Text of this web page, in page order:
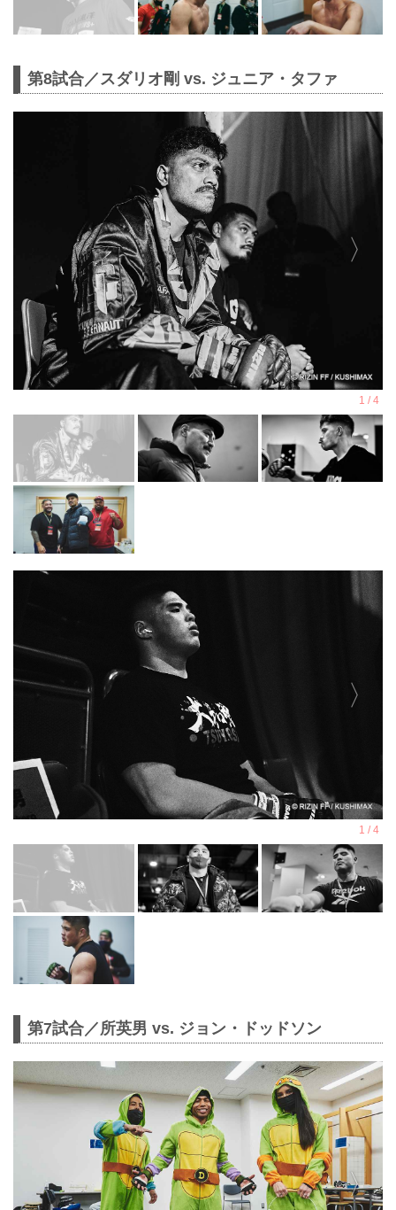
第8試合／スダリオ剛 vs. ジュニア・タファ
第7試合／所英男 vs. ジョン・ドッドソン